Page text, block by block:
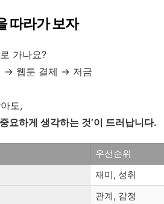
따라가 보자
가나요?
→ 웹툰 결제 → 저금
도,
요하게 생각하는 것’이 드러납니다.
우선순위
재미, 성취
관계, 감정